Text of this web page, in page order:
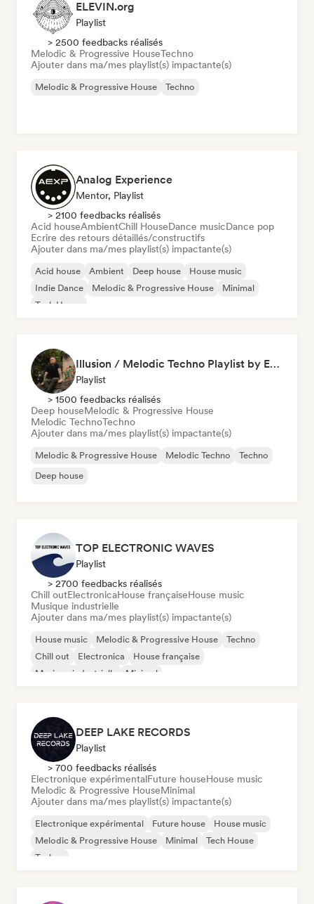
ELEVIN.org
Playlist
> 2500 feedbacks réalisés
Melodic & Progressive HouseTechno
Ajouter dans ma/mes playlist(s) impactante(s)
Melodic & Progressive House Techno
Analog Experience
Mentor, Playlist
> 2100 feedbacks réalisés
Acid houseAmbientChill HouseDance musicDance pop
Ecrire des retours détaillés/constructifs
Ajouter dans ma/mes playlist(s) impactante(s)
Acid house Ambient Deep house
House music
Indie Dance
Melodic & Progressive House
Minimal
Tech House
Illusion / Melodic Techno Playlist by Es.Ka
Playlist
> 1500 feedbacks réalisés
Deep houseMelodic & Progressive House
Melodic TechnoTechno
Ajouter dans ma/mes playlist(s) impactante(s)
Melodic & Progressive House Melodic Techno
Techno
Deep house
TOP ELECTRONIC WAVES
Playlist
> 2700 feedbacks réalisés
Chill outElectronicaHouse françaiseHouse music
Musique industrielle
Ajouter dans ma/mes playlist(s) impactante(s)
House music Melodic & Progressive House
Techno
Chill out
Electronica
House française
Musique industrielle
Minimal
DEEP LAKE RECORDS
Playlist
> 700 feedbacks réalisés
Electronique expérimentalFuture houseHouse music
Melodic & Progressive HouseMinimal
Ajouter dans ma/mes playlist(s) impactante(s)
Electronique expérimental Future house
House music
Melodic & Progressive House
Minimal
Tech House
Techno